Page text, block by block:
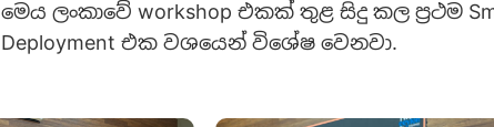
මෙය ලංකාවේ workshop එකක් තුළ සිදු කල ප්‍රථම
Deployment එක වශයෙන් විශේෂ වෙනවා.